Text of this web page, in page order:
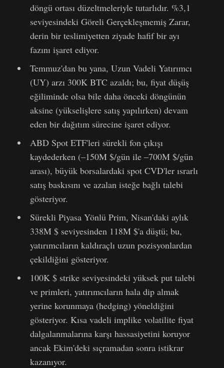
döngü ortası düzeltmeleriyle tutarlıdır. %3,1
seviyesindeki Göreli Gerçekleşmemiş Zarar,
derin bir teslimiyetten ziyade hafif bir ayı
fazını işaret ediyor.
Temmuz'dan bu yana, Uzun Vadeli Yatırımcı
(UY) arzı 300K BTC azaldı; bu, fiyat düşüş
eğiliminde olsa bile daha önceki döngünün
aksine (yükselişlere satış yapılırken) devam
eden bir dağıtım sürecine işaret ediyor.
ABD Spot ETF'leri sürekli fon çıkışı
kaydederken (–150M $/gün ile –700M $/gün
arası), büyük borsalardaki spot CVD'ler ısrarlı
satış baskısını ve azalan isteğe bağlı talebi
gösteriyor.
Sürekli Piyasa Yönlü Prim, Nisan'daki aylık
338M $ seviyesinden 118M $'a düştü; bu,
yatırımcıların kaldıraçlı uzun pozisyonlardan
çekildiğini gösteriyor.
100K $ strike seviyesindeki yüksek put talebi
ve primleri, yatırımcıların hala dip almak
yerine korunmaya (hedging) yöneldiğini
gösteriyor. Kısa vadeli implike volatilite fiyat
dalgalanmalarına karşı hassasiyetini koruyor
ancak Ekim'deki sıçramadan sonra istikrar
kazanıyor.